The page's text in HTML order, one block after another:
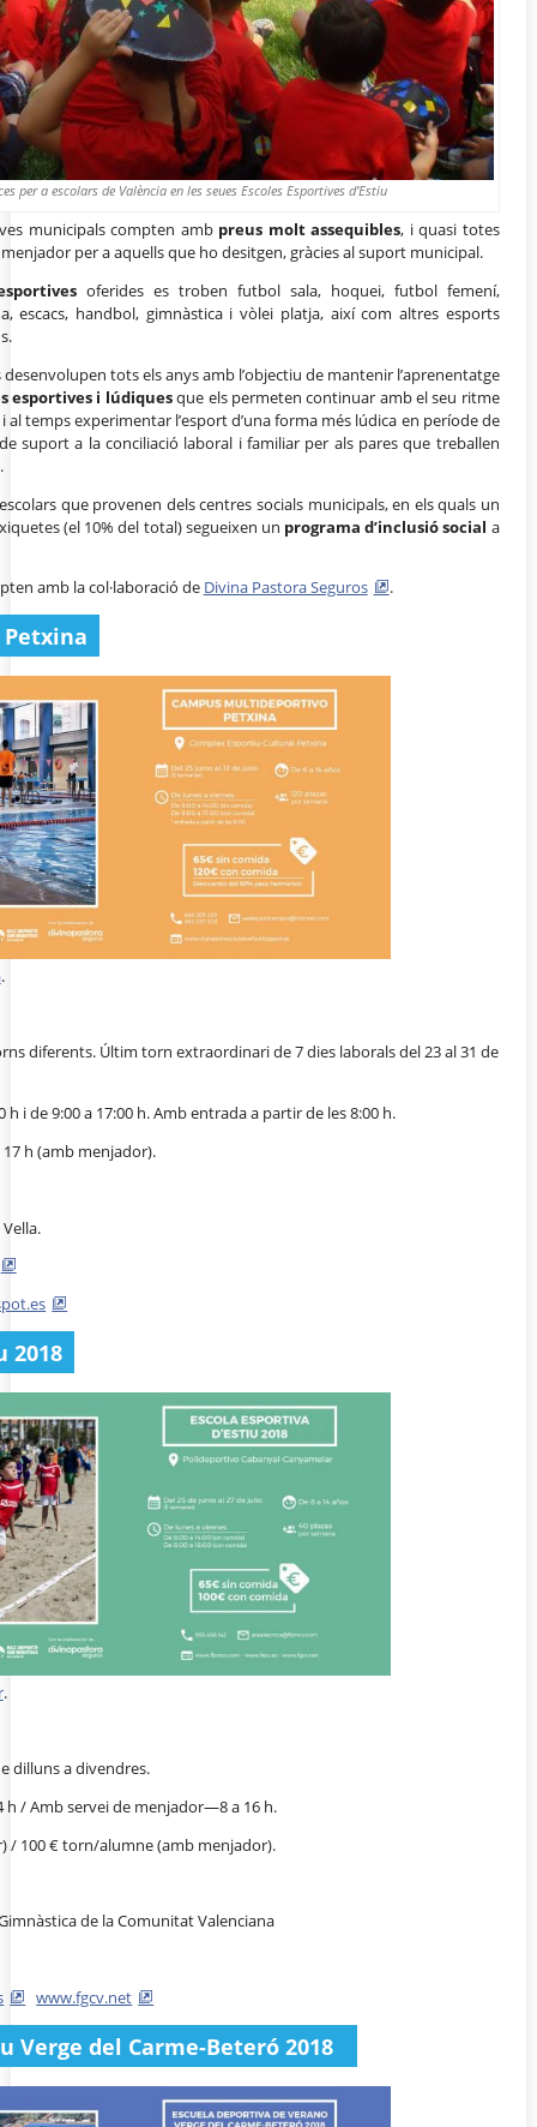
per a escolars de València en les seues Escoles Esportives d’Estiu
municipals compten amb preus molt assequibles, i quasi totes
per a aquells que ho desitgen, gràcies al suport municipal.
oferides es troben futbol sala, hoquei, futbol femení,
escacs, handbol, gimnàstica i vòlei platja, així com altres esports
tots els anys amb l’objectiu de mantenir l’aprenentatge
esportives i lúdiquesque els permeten continuar amb el seu ritme
temps experimentar l’esport d’una forma més lúdica en període de
suport a la conciliació laboral i familiar per als pares que treballen
que provenen dels centres socials municipals, en els quals un
(el 10% del total) segueixen un programa d’inclusió social a
amb la col·laboració de Divina Pastora Seguros .
.
diferents. Últim torn extraordinari de 7 dies laborals del 23 al 31 de
i de 9:00 a 17:00 h. Amb entrada a partir de les 8:00 h.
17 h (amb menjador).
2018
.
dilluns a divendres.
/ Amb servei de menjador—8 a 16 h.
/ 100 € torn/alumne (amb menjador).
de la Comunitat Valenciana
www.fgcv.net
Verge del Carme-Beteró 2018